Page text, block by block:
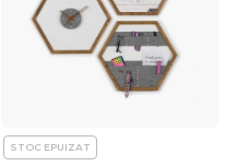
STOC EPUIZAT